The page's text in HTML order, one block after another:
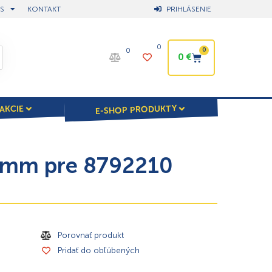
KONTAKT PRIHLÁSENIE
0 0
0€
0
E-SHOP PRODUKTY
pre 8792210
Porovnať produkt
Pridať do obľúbených